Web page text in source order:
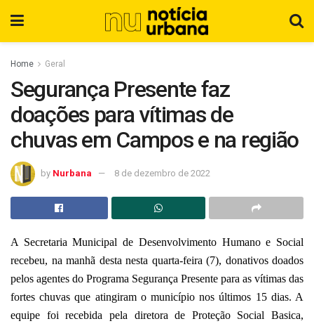
Home Geral
Segurança Presente faz
doações para vítimas de
chuvas em Campos e na região
by Nurbana 8 de dezembro de 2022
A Secretaria Municipal de Desenvolvimento Humano e Social
recebeu, na manhã desta nesta quarta-feira (7), donativos doados
pelos agentes do Programa Segurança Presente para as vítimas das
fortes chuvas que atingiram o município nos últimos 15 dias. A
equipe foi recebida pela diretora de Proteção Social Basica,